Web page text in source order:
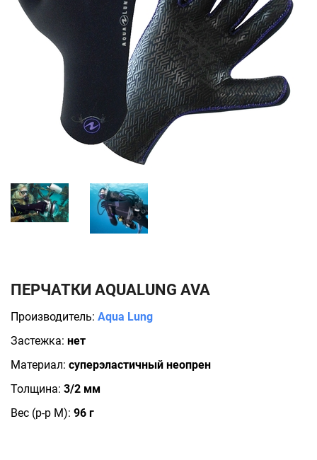
ПЕРЧАТКИ AQUALUNG AVA
Производитель: Aqua Lung
Застежка: нет
Материал: суперэластичный неопрен
Толщина: 3/2 мм
Вес (р-р М): 96 г